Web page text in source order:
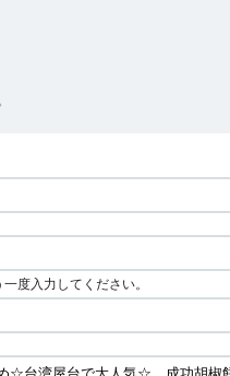
度入力してください。